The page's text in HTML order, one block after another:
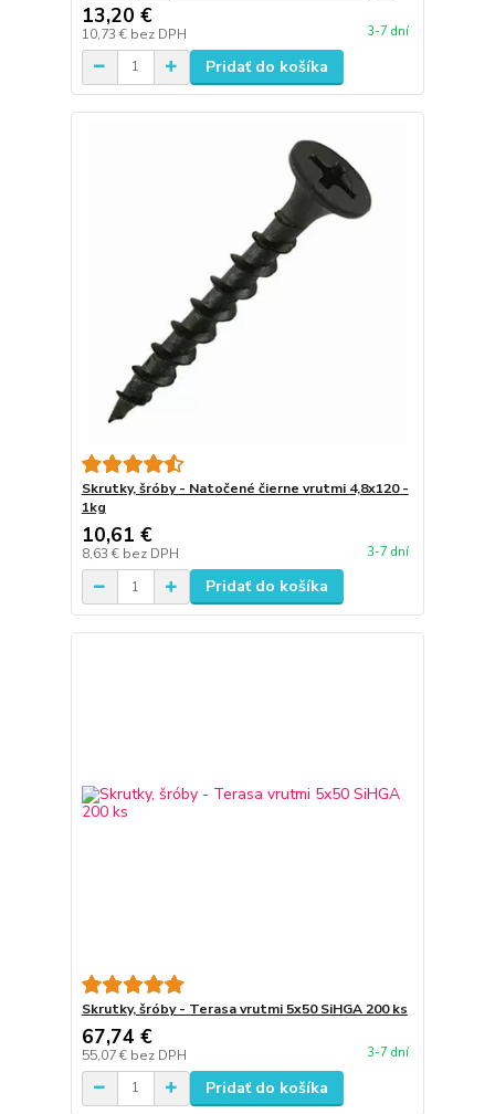
13,20 €
10,73 € bez DPH 3-7 dní
Pridať do košíka
Skrutky, šróby - Natočené čierne vrutmi 4,8x120 -
1kg
10,61 €
8,63 € bez DPH 3-7 dní
Pridať do košíka
Skrutky, šróby - Terasa vrutmi 5x50 SiHGA 200 ks
67,74 €
55,07 € bez DPH 3-7 dní
Pridať do košíka